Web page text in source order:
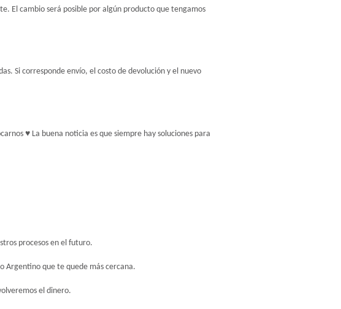
El cambio será posible por algún producto que tengamos
Si corresponde envío, el costo de devolución y el nuevo
♥ La buena noticia es que siempre hay soluciones para
procesos en el futuro.
Argentino que te quede más cercana.
el dinero.